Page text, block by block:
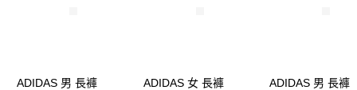
ADIDAS 男 長褲
ADIDAS 女 長褲
ADIDAS 男 長褲